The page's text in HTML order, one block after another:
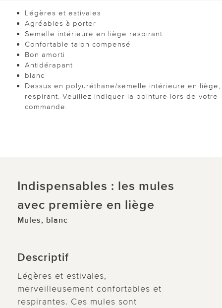
Légères et estivales
Agréables à porter
Semelle intérieure en liège respirant
Confortable talon compensé
Bon amorti
Antidérapant
blanc
Dessus en polyuréthane/semelle intérieure en liège,
respirant. Veuillez indiquer la pointure lors de votre
commande.
Indispensables : les mules
avec première en liège
Mules, blanc
Descriptif
Légères et estivales,
merveilleusement confortables et
respirantes. Ces mules sont